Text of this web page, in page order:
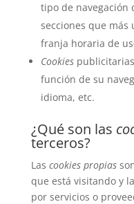
tipo de navegación
secciones que
franja horaria de
Cookies
función de su
idioma, etc.
¿Qué son las
terceros?
Las cookies propias
que está visitando y
por servicios o